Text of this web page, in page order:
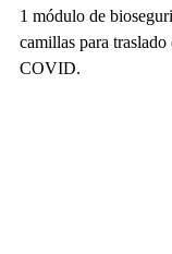
1 módulo de
camillas para traslado
COVID.